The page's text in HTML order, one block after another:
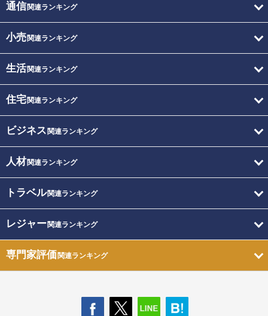
通信関連ランキング
小売関連ランキング
生活関連ランキング
住宅関連ランキング
ビジネス 関連ランキング
人材関連ランキング
トラベル関連ランキング
レジャー関連ランキング
専門家評価関連ランキング